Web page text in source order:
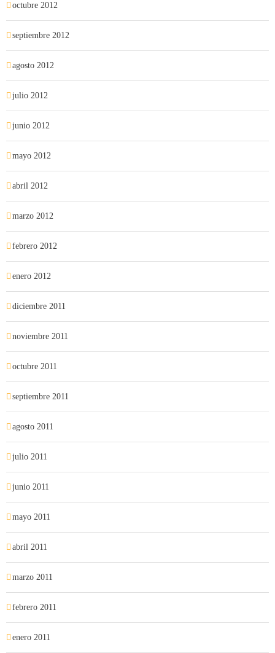
octubre 2012
septiembre 2012
agosto 2012
julio 2012
junio 2012
mayo 2012
abril 2012
marzo 2012
febrero 2012
enero 2012
diciembre 2011
noviembre 2011
octubre 2011
septiembre 2011
agosto 2011
julio 2011
junio 2011
mayo 2011
abril 2011
marzo 2011
febrero 2011
enero 2011